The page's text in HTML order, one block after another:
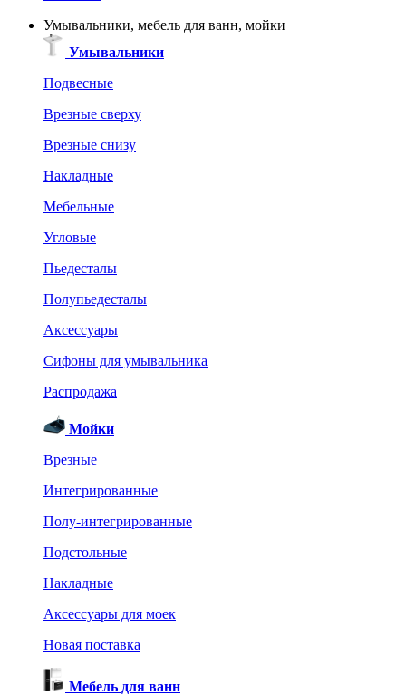
Умывальники, мебель для ванн, мойки
Умывальники
Подвесные
Врезные сверху
Врезные снизу
Накладные
Мебельные
Угловые
Пьедесталы
Полупьедесталы
Аксессуары
Сифоны для умывальника
Распродажа
Мойки
Врезные
Интегрированные
Полу-интегрированные
Подстольные
Накладные
Аксессуары для моек
Новая поставка
Мебель для ванн